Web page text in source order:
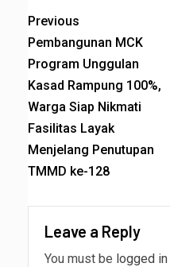
Previous
Pembangunan MCK
Program Unggulan
Kasad Rampung 100%,
Warga Siap Nikmati
Fasilitas Layak
Menjelang Penutupan
TMMD ke-128
Leave a Reply
You must be logged in